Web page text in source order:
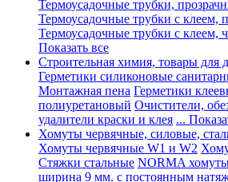
Термоусадочные трубки,
Термоусадочные трубки с клеем,
Термоусадочные трубки с клеем,
Показать все
Строительная химия, товары для
Герметики силиконовые
Монтажная пена Герметики
полиуретановый Очистители,
удалители краски и клея ...
Хомуты червячные, силовые,
Хомуты червячные W1 и W2
Стяжки стальные NORMA
ширина 9 мм. с постоянным